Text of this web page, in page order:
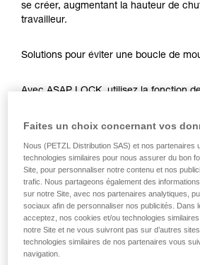
Maîtriser ces techniques
formation et un entraînement
la manipulation, seul, en toute
liées à votre activité. Il peut
se créer, augmentant la hauteur de
travailleur.
Solutions pour éviter une boucle de
Avec ASAP LOCK, utilisez la fonction
n'empêche pas les déplacements de
Avec ASAP, sans fonction de blocage,
peuvent être utilisées :
Retenue de la corde par un
Lest en bout de corde
Connexion du bout de corde à
Faites un choix concernant vos
Nous (PETZL Distribution SAS) et nos partenaires
technologies similaires pour nous assurer du bon
Site, pour personnaliser notre contenu et nos
trafic. Nous partageons également des
sur notre Site, avec nos partenaires analytiques,
sociaux afin de personnaliser nos publicités. Dans
acceptez, nos cookies et/ou technologies
notre Site et ne vous suivront pas sur d’autres
technologies similaires de nos partenaires vous
navigation.